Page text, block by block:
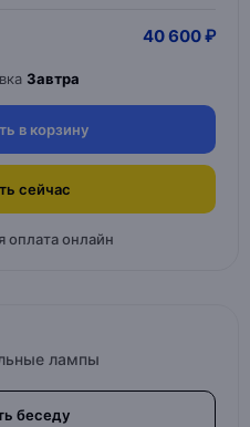
40 600 ₽
Завтра
в корзину
сейчас
оплата онлайн
лампы
беседу